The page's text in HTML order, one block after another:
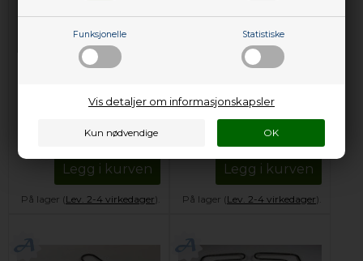
Funksjonelle Statistiske
Vis detaljer om informasjonskapsler
komfyr & stekeovn -
638,00 NOK
Legg i kurven
På lager (Lev. 2-4 virkedager).
komfyr & stekeovn -
399,00
Legg i kurven
På lager (Lev. 2-4 virkedager).